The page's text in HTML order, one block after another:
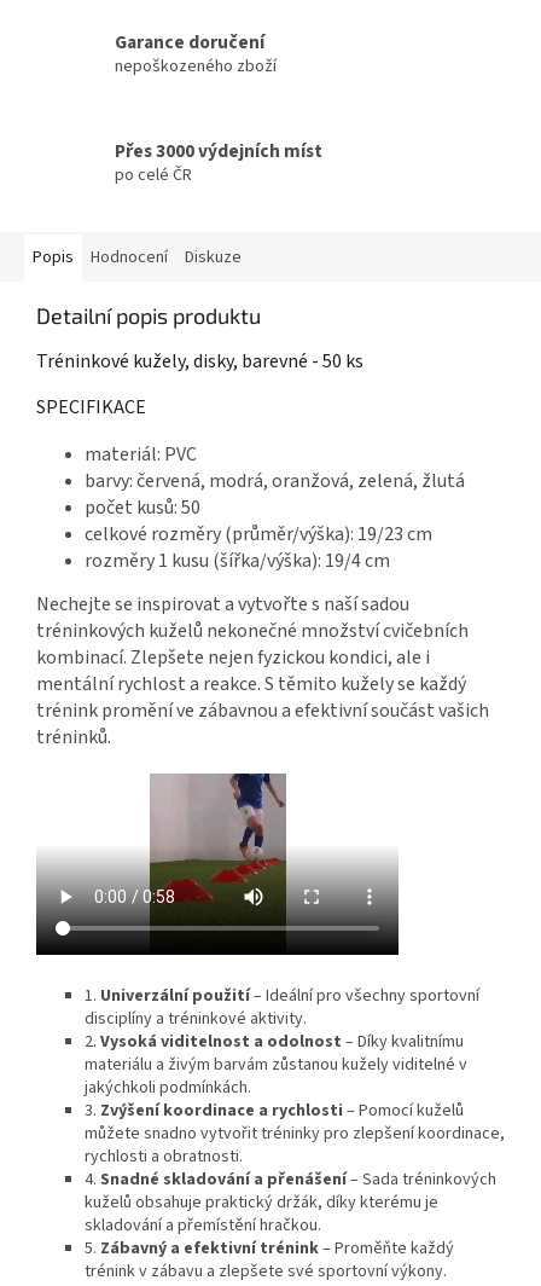
Garance doručení
nepoškozeného zboží
Přes 3000 výdejních míst
po celé ČR
Popis Hodnocení Diskuze
Detailní popis produktu
Tréninkové kužely, disky, barevné - 50 ks
SPECIFIKACE
materiál: PVC
barvy: červená, modrá, oranžová, zelená, žlutá
počet kusů: 50
celkové rozměry (průměr/výška): 19/23 cm
rozměry 1 kusu (šířka/výška): 19/4 cm
Nechejte se inspirovat a vytvořte s naší sadou
tréninkových kuželů nekonečné množství cvičebních
kombinací. Zlepšete nejen fyzickou kondici, ale i
mentální rychlost a reakce. S těmito kužely se každý
trénink promění ve zábavnou a efektivní součást vašich
tréninků.
1. Univerzální použití– Ideální pro všechny sportovní
disciplíny a tréninkové aktivity.
2. Vysoká viditelnost a odolnost – Díky kvalitnímu
materiálu a živým barvám zůstanou kužely viditelné v
jakýchkoli podmínkách.
3. Zvýšení koordinace a rychlosti – Pomocí kuželů
můžete snadno vytvořit tréninky pro zlepšení koordinace,
rychlosti a obratnosti.
4. Snadné skladování a přenášení– Sada tréninkových
kuželů obsahuje praktický držák, díky kterému je
skladování a přemístění hračkou.
5. Zábavný a efektivní trénink– Proměňte každý
trénink v zábavu a zlepšete své sportovní výkony.